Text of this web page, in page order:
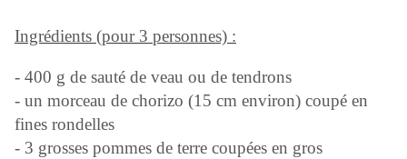
Ingrédients (pour 3 personnes) :
- 400 g de sauté de veau ou de tendrons
- un morceau de chorizo (15 cm environ) coupé en
fines rondelles
- 3 grosses pommes de terre coupées en gros